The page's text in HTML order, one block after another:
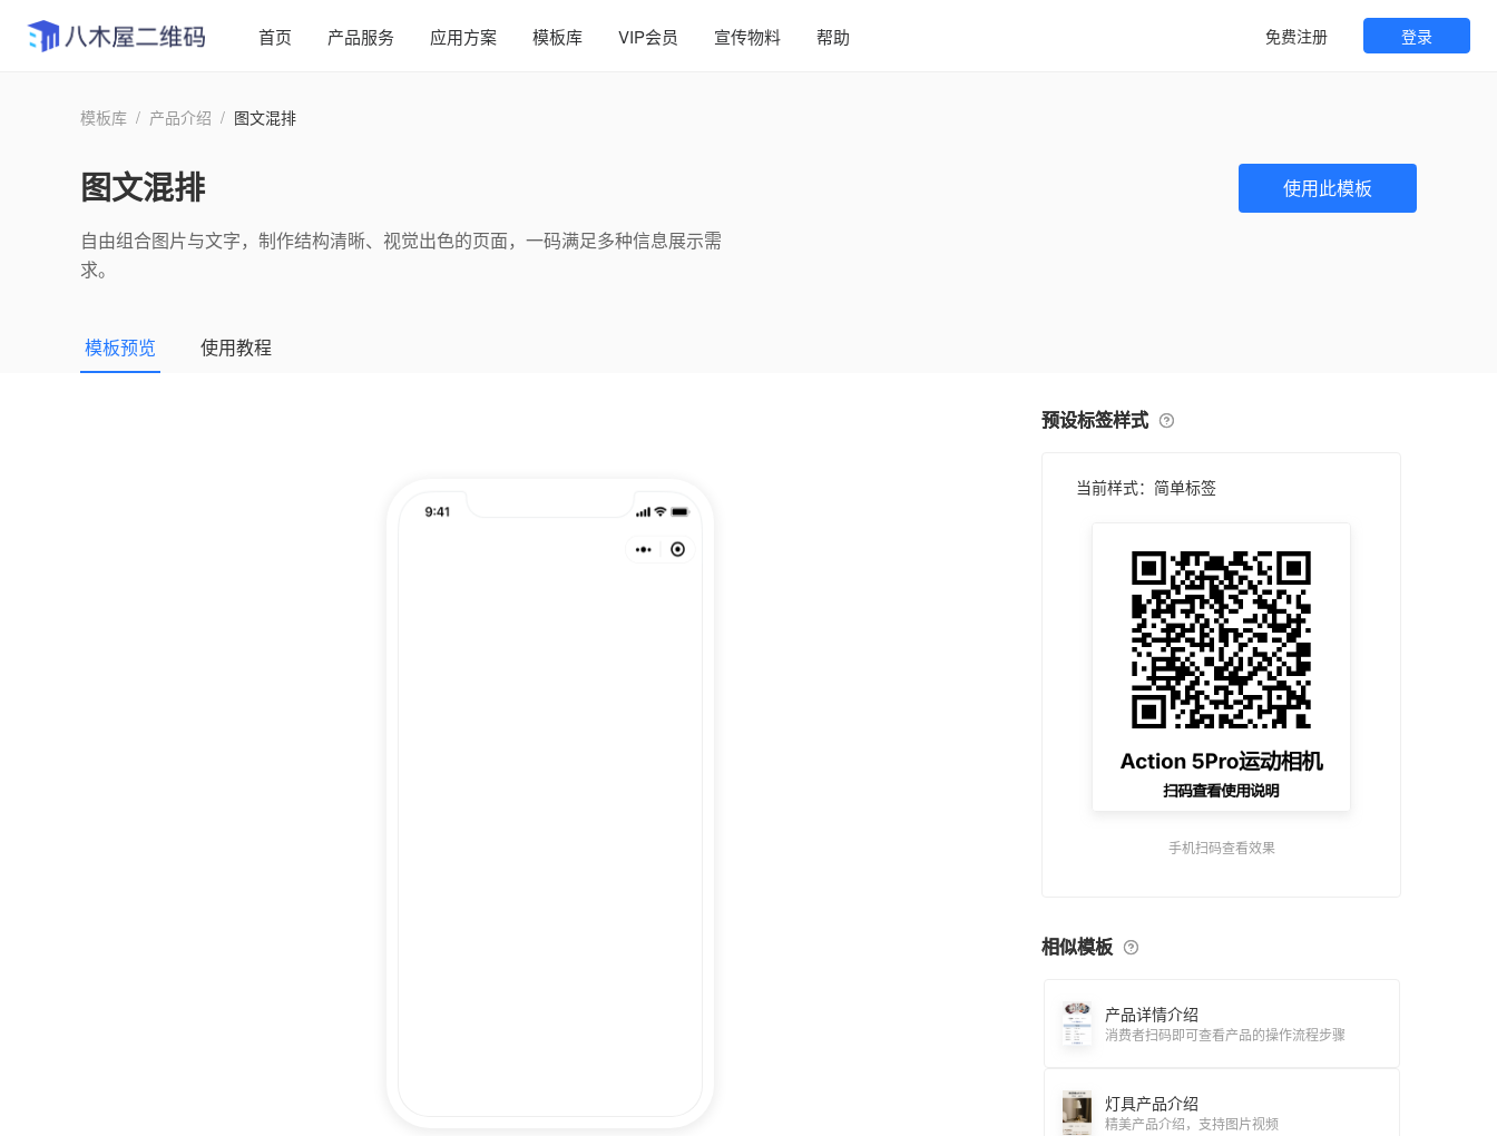
首页 产品服务 应用方案 模板库 VIP会员 宣传物料 帮助 免费注册 登录
模板库 / 产品介绍 / 图文混排
图文混排
自由组合图片与文字，制作结构清晰、视觉出色的页面，一码满足多种信息展示需
求。
模板预览 使用教程
使用此模板
预设标签样式
当前样式：简单标签
手机扫码查看效果
相似模板
产品详情介绍
消费者扫码即可查看产品的操作流程步骤
灯具产品介绍
精美产品介绍，支持图片视频